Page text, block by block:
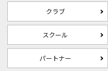
クラブ
スクール
パートナー